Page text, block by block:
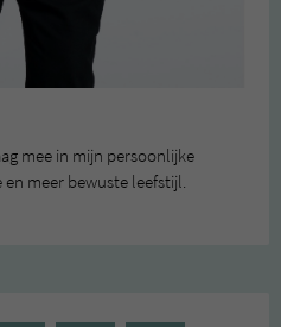
mee in mijn persoonlijke
meer bewuste leefstijl.